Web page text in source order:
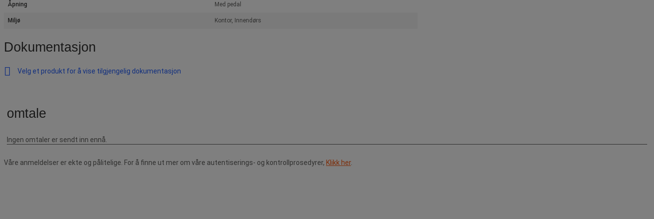
Åpning Med pedal
Miljø Kontor, Innendørs
Dokumentasjon
Velg et produkt for å vise tilgjengelig dokumentasjon
Våre anmeldelser er ekte og pålitelige. For å finne ut mer om våre autentiserings- og kontrollprosedyrer, Klikk her.